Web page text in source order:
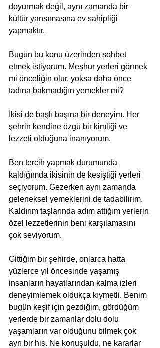
doyurmak değil, aynı zamanda bir
kültür yansımasına ev sahipliği
yapmaktır.
Bugün bu konu üzerinden sohbet
etmek istiyorum. Meşhur yerleri görmek
mi önceliğin olur, yoksa daha önce
tadına bakmadığın yemekler mi?
İkisi de başlı başına bir deneyim. Her
şehrin kendine özgü bir kimliği ve
lezzeti olduğuna inanıyorum.
Ben tercih yapmak durumunda
kaldığımda ikisinin de kesiştiği yerleri
seçiyorum. Gezerken aynı zamanda
geleneksel yemeklerini de tadabilirim.
Kaldırım taşlarında adım attığım yerlerin
özel lezzetlerinin beni karşılamasını
çok seviyorum.
Gittiğim bir şehirde, onlarca hatta
yüzlerce yıl öncesinde yaşamış
insanların hayatlarından kalma izleri
deneyimlemek oldukça kıymetli. Benim
bugün keşif için gezdiğim, gördüğüm
yerlerde bir zamanlar dolu dolu
yaşamların var olduğunu bilmek çok
ayrı bir his. Ne konuşuldu, ne kararlar